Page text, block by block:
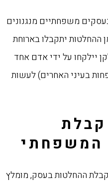
משפחתיים מנגנונים
ההחלטות יתקבלו בארוחת
יילקחו על ידי אדם אחד
בעיני האחרים) לעשות
קבלת
המשפחתי
קבלת ההחלטות בעסק, מומלץ